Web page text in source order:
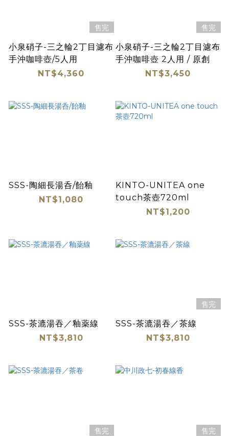
售完
小泉硝子-三之輪2丁目濾布
手沖咖啡壺/5人用
NT$4,360
售完
小泉硝子-三之輪2丁目濾布
手沖咖啡壺 2人用 / 原創
NT$3,450
SSS-陶細長湯呑/飴釉
NT$1,080
KINTO-UNITEA one
touch茶壺720ml
NT$1,200
SSS-茶漉湯吞／釉薬線
NT$3,810
售完
SSS-茶漉湯吞／茶線
NT$3,810
售完 售完